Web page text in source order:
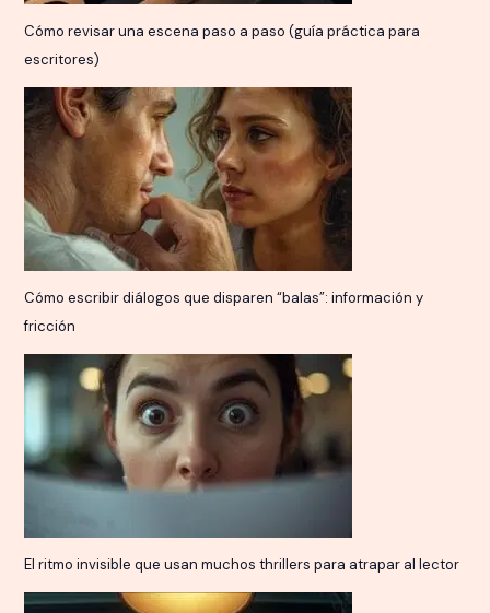
Cómo revisar una escena paso a paso (guía práctica para
escritores)
Cómo escribir diálogos que disparen “balas”: información y
fricción
El ritmo invisible que usan muchos thrillers para atrapar al lector